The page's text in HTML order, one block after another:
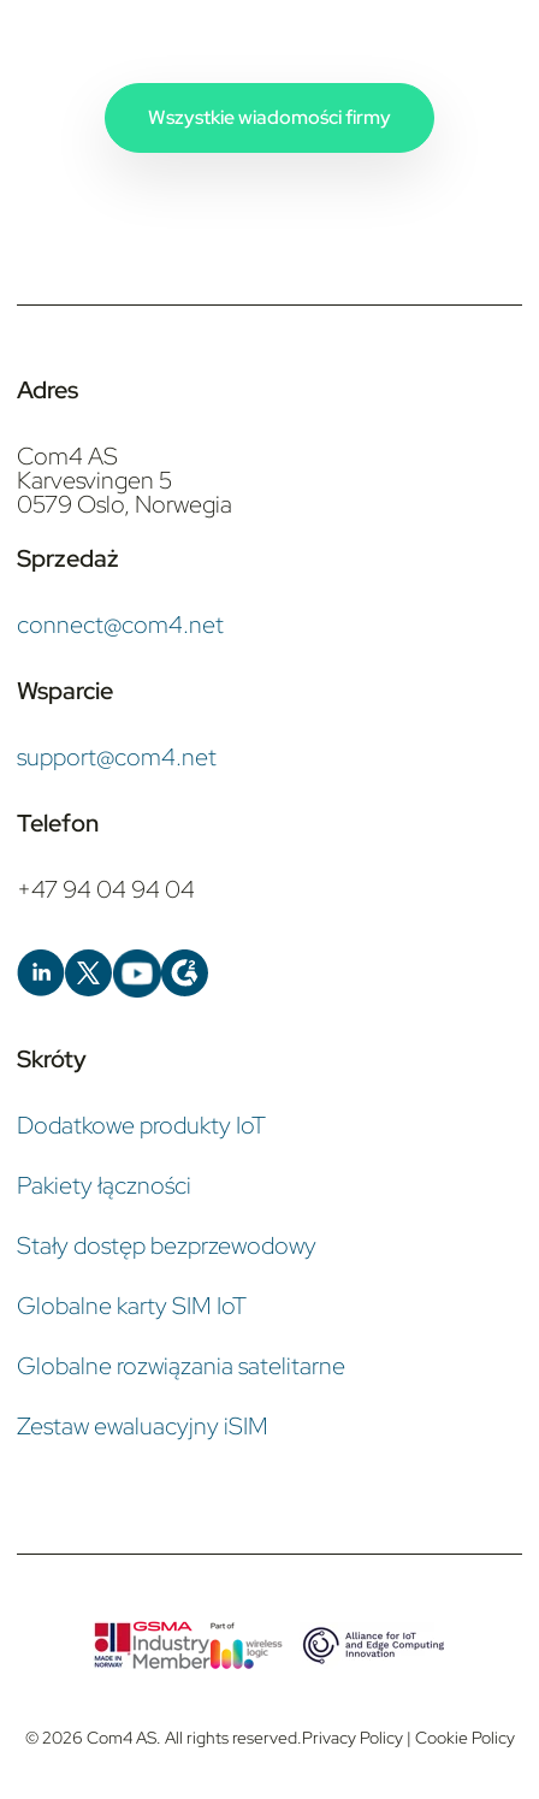
Wszystkie wiadomości firmy
Adres
Com4 AS
Karvesvingen 5
0579 Oslo, Norwegia
Sprzedaż
connect@com4.net
Wsparcie
support@com4.net
Telefon
+47 94 04 94 04
Skróty
Dodatkowe produkty IoT
Pakiety łączności
Stały dostęp bezprzewodowy
Globalne karty SIM IoT
Globalne rozwiązania satelitarne
Zestaw ewaluacyjny iSIM
© 2026 Com4 AS. All rights reserved.Privacy Policy | Cookie Policy